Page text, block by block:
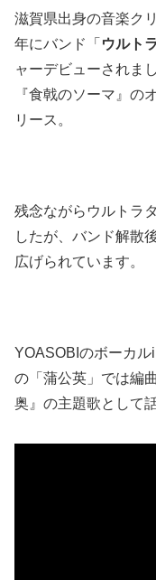
滋賀県出身の音楽ク
年にバンド「 ウルト
ャーデビューされま
『食戟のソーマ』の
リース。
残念ながらウルトラ
したが、 バンド解散
広げられています。
YOASOBIのボーカ
の「蒲公英」では編
奥』の主題歌として